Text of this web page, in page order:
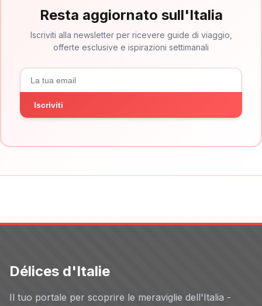
Resta aggiornato sull'Italia
Iscriviti alla newsletter per ricevere guide di viaggio,
offerte esclusive e ispirazioni settimanali
Iscriviti
Délices d'Italie
Il tuo portale per scoprire le meraviglie dell'Italia -